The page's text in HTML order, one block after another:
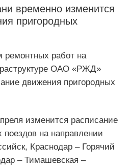
временно изменится
пригородных
ремонтных работ на
ОАО «РЖД»
движения пригородных
изменится расписание
на направлении
Краснодар – Горячий
– Тимашевская –